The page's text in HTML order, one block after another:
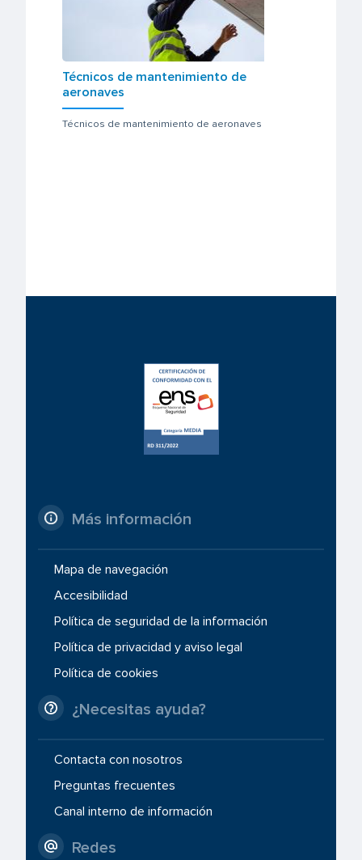
Técnicos de mantenimiento de
aeronaves
Técnicos de mantenimiento de aeronaves
Más información
Mapa de navegación
Accesibilidad
Política de seguridad de la información
Política de privacidad y aviso legal
Política de cookies
¿Necesitas ayuda?
Contacta con nosotros
Preguntas frecuentes
Canal interno de información
Redes